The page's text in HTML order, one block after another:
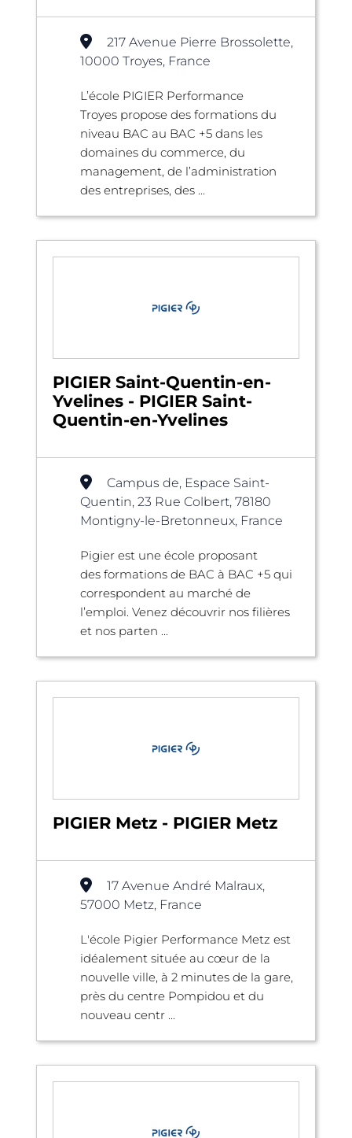
217 Avenue Pierre Brossolette,
10000 Troyes, France
L’école PIGIER Performance
Troyes propose des formations du
niveau BAC au BAC +5 dans les
domaines du commerce, du
management, de l’administration
des entreprises, des ...
PIGIER Saint-Quentin-en-
Yvelines - PIGIER Saint-
Quentin-en-Yvelines
Campus de, Espace Saint-
Quentin, 23 Rue Colbert, 78180
Montigny-le-Bretonneux, France
Pigier est une école proposant
des formations de BAC à BAC +5 qui
correspondent au marché de
l’emploi. Venez découvrir nos filières
et nos parten ...
PIGIER Metz - PIGIER Metz
17 Avenue André Malraux,
57000 Metz, France
L'école Pigier Performance Metz est
idéalement située au cœur de la
nouvelle ville, à 2 minutes de la gare,
près du centre Pompidou et du
nouveau centr ...